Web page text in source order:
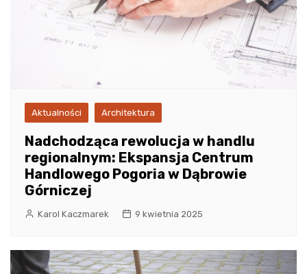
Aktualności Architektura
Nadchodząca rewolucja w handlu
regionalnym: Ekspansja Centrum
Handlowego Pogoria w Dąbrowie
Górniczej
Karol Kaczmarek 9 kwietnia 2025